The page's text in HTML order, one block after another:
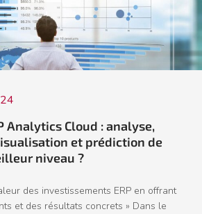
Analytics Cloud : analyse,
et prédiction de
niveau ?
des investissements ERP en offrant
et des résultats concrets » Dans le